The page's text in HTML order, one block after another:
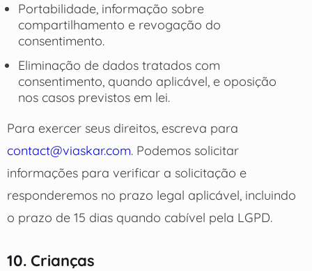
Portabilidade, informação sobre
compartilhamento e revogação do
consentimento.
Eliminação de dados tratados com
consentimento, quando aplicável, e oposição
nos casos previstos em lei.
Para exercer seus direitos, escreva para
contact@viaskar.com. Podemos solicitar
informações para verificar a solicitação e
responderemos no prazo legal aplicável, incluindo
o prazo de 15 dias quando cabível pela LGPD.
10. Crianças